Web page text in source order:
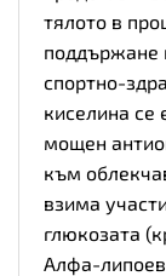
тялото в
поддържане
спортно-
киселина се
мощен
към
взима
глюкозата
Алфа-